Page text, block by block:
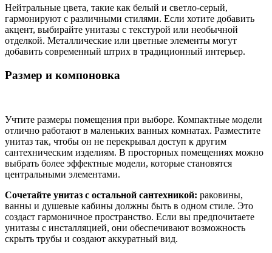
Нейтральные цвета, такие как белый и светло-серый,
гармонируют с различными стилями. Если хотите добавить
акцент, выбирайте унитазы с текстурой или необычной
отделкой. Металлические или цветные элементы могут
добавить современный штрих в традиционный интерьер.
Размер и компоновка
Учтите размеры помещения при выборе. Компактные модели
отлично работают в маленьких ванных комнатах. Разместите
унитаз так, чтобы он не перекрывал доступ к другим
сантехническим изделиям. В просторных помещениях можно
выбрать более эффектные модели, которые становятся
центральными элементами.
Сочетайте унитаз с остальной сантехникой: раковины,
ванны и душевые кабины должны быть в одном стиле. Это
создаст гармоничное пространство. Если вы предпочитаете
унитазы с инсталляцией, они обеспечивают возможность
скрыть трубы и создают аккуратный вид.